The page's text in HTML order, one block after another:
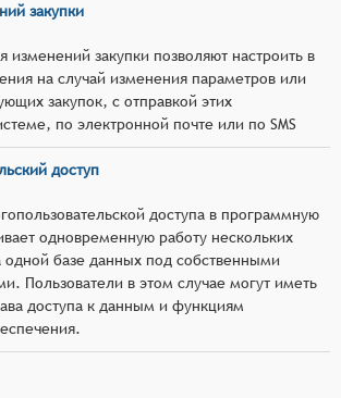
закупки
изменений закупки позволяют настроить в
на случай изменения параметров или
закупок, с отправкой этих
по электронной почте или по SMS
доступ
доступа в программную
одновременную работу нескольких
одной базе данных под собственными
Пользователи в этом случае могут иметь
доступа к данным и функциям